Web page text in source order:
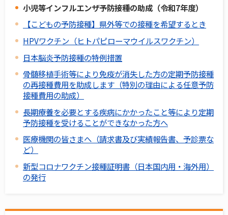
小児等インフルエンザ予防接種の助成（令和7年度）
【こどもの予防接種】県外等での接種を希望するとき
HPVワクチン（ヒトパピローマウイルスワクチン）
日本脳炎予防接種の特例措置
骨髄移植手術等により免疫が消失した方の定期予防接種
の再接種費用を助成します（特別の理由による任意予防
接種費用の助成）
長期療養を必要とする疾病にかかったこと等により定期
予防接種を受けることができなかった方へ
医療機関の皆さまへ（請求書及び実績報告書、予診票な
ど）
新型コロナワクチン接種証明書（日本国内用・海外用）
の発行